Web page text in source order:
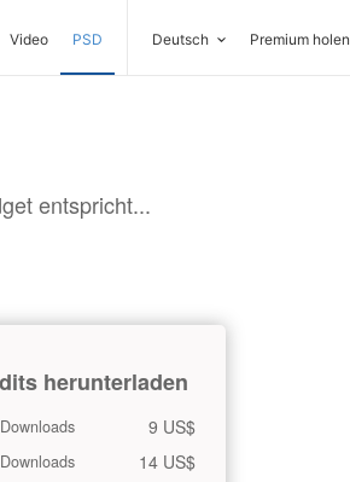
Video PSD Deutsch Premium holen
entspricht...
herunterladen
9 US$
14 US$